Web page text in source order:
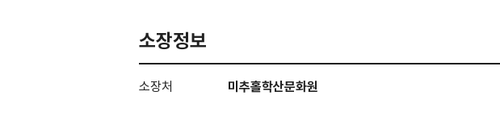
소장정보
소장처 미추홀학산문화원